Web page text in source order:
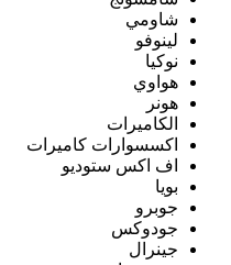
شاومي
لينوفو
نوكيا
هواوي
هونر
الكاميرات
اكسسوارات كاميرات
اف اكس ستوديو
بويا
جوبرو
جودوكس
جينرال